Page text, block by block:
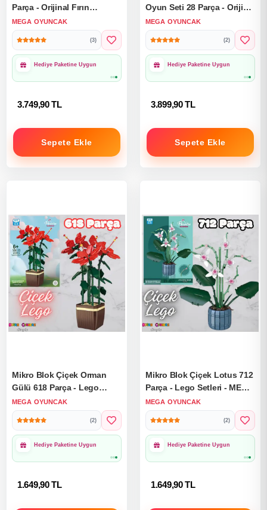
Parça - Orijinal Fırın
Makinesi - Çalışan Fırın Seti
- Pilli Fırın Eşyası
MEGA OYUNCAK
(3)
1000₺ Üzeri Ücretsiz
Kargo
3.749,90 TL
Sepete Ekle
Oyun Seti 28 Parça - Orijinal
Bulaşık Makinesi - Çalışan
Bulaşık Makinesi - Pilli
Bulaşık Makinesi
MEGA OYUNCAK
(2)
1000₺ Üzeri Ücretsiz
Kargo
3.899,90 TL
Sepete Ekle
Mikro Blok Çiçek Orman
Gülü 618 Parça - Lego
Setleri - MEGA Lego - Çiçek
Lego - MEGA Çiçek Lego -
Mikro Bloklar
MEGA OYUNCAK
(2)
1000₺ Üzeri Ücretsiz
Kargo
1.649,90 TL
Mikro Blok Çiçek Lotus 712
Parça - Lego Setleri - MEGA
Lego - Çiçek Lego - MEGA
Çiçek Lego - Mikro Bloklar
MEGA OYUNCAK
(2)
1000₺ Üzeri Ücretsiz
Kargo
1.649,90 TL